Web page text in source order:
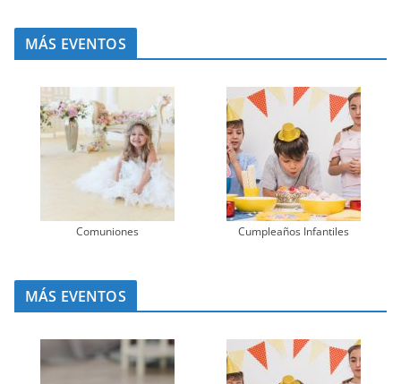
MÁS EVENTOS
Comuniones Cumpleaños Infantiles
MÁS EVENTOS